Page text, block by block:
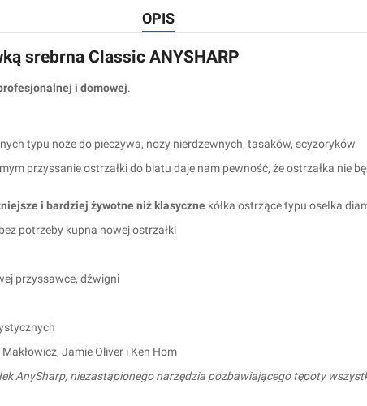
OPIS
srebrna Classic ANYSHARP
i domowej.
typu noże do pieczywa, noży nierdzewnych, tasaków, scyzoryków
przyssanie ostrzałki do blatu daje nam pewność, że ostrzałka nie
i bardziej żywotne niż klasyczne kółka ostrzące typu osełka
potrzeby kupna nowej ostrzałki
przyssawce, dźwigni
Jamie Oliver i Ken Hom
AnySharp, niezastąpionego narzędzia pozbawiającego tępoty